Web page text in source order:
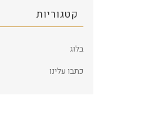
קטגוריות
בלוג
כתבו עלינו